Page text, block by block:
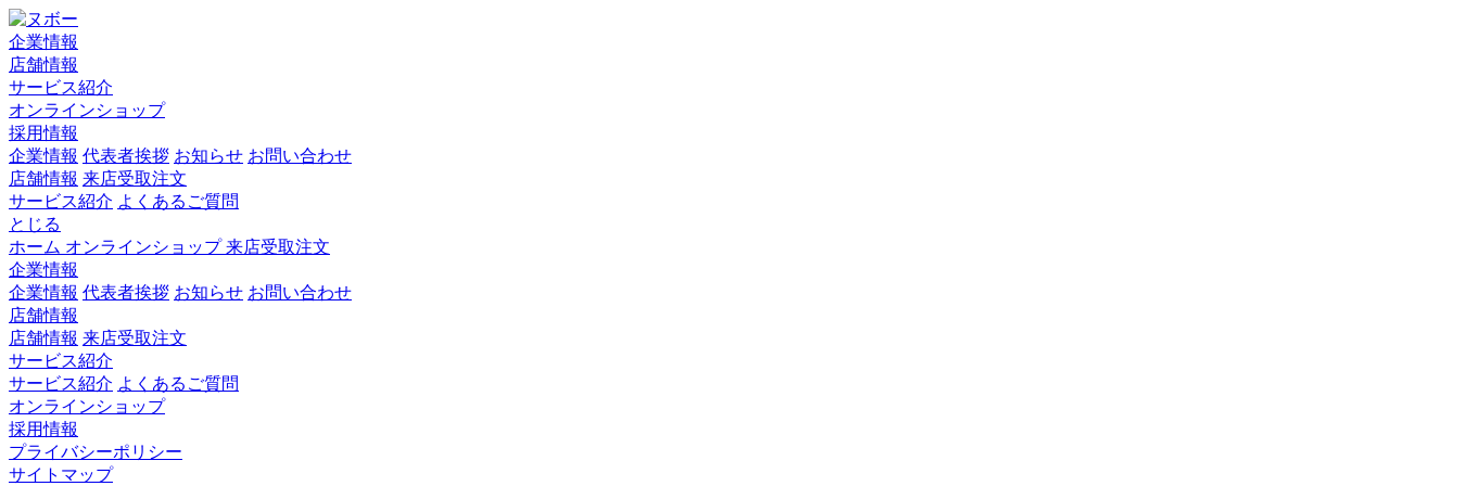
企業情報
店舗情報
サービス紹介
オンラインショップ
採用情報
企業情報 代表者挨拶 お知らせ お問い合わせ
店舗情報 来店受取注文
サービス紹介 よくあるご質問
とじる
ホーム オンラインショップ来店受取注文
企業情報
企業情報 代表者挨拶 お知らせ お問い合わせ
店舗情報
店舗情報 来店受取注文
サービス紹介
サービス紹介 よくあるご質問
オンラインショップ
採用情報
プライバシーポリシー
サイトマップ